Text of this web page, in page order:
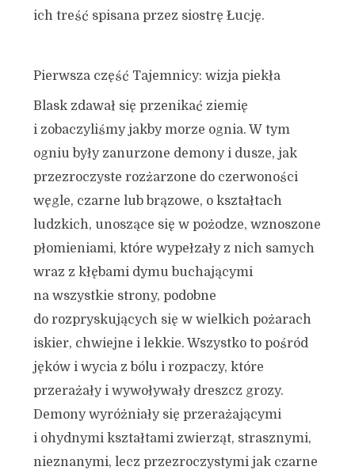
ich treść spisana przez siostrę Łucję.
Pierwsza część Tajemnicy: wizja piekła
Blask zdawał się przenikać ziemię
i zobaczyliśmy jakby morze ognia. W tym
ogniu były zanurzone demony i dusze, jak
przezroczyste rozżarzone do czerwoności
węgle, czarne lub brązowe, o kształtach
ludzkich, unoszące się w pożodze, wznoszone
płomieniami, które wypełzały z nich samych
wraz z kłębami dymu buchającymi
na wszystkie strony, podobne
do rozpryskujących się w wielkich pożarach
iskier, chwiejne i lekkie. Wszystko to pośród
jęków i wycia z bólu i rozpaczy, które
przerażały i wywoływały dreszcz grozy.
Demony wyróżniały się przerażającymi
i ohydnymi kształtami zwierząt, strasznymi,
nieznanymi, lecz przezroczystymi jak czarne